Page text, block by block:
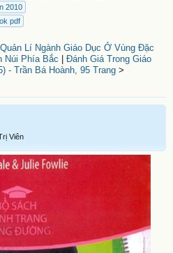
2010
pdf
Lí Ngành Giáo Dục Ở Vùng Đặc
Núi Phía Bắc
Đánh Giá Trong Giáo
- Trần Bá Hoành, 95 Trang>
Viên